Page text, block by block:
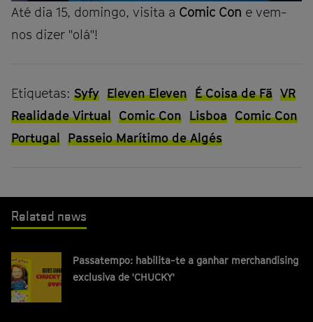
Até dia 15, domingo, visita a Comic Con e vem-
nos dizer "olá"!
Etiquetas: Syfy Eleven Eleven É Coisa de Fã VR
Realidade Virtual Comic Con Lisboa Comic Con
Portugal Passeio Marítimo de Algés
Related news
Passatempo: habilita-te a ganhar merchandising
exclusiva de 'CHUCKY'